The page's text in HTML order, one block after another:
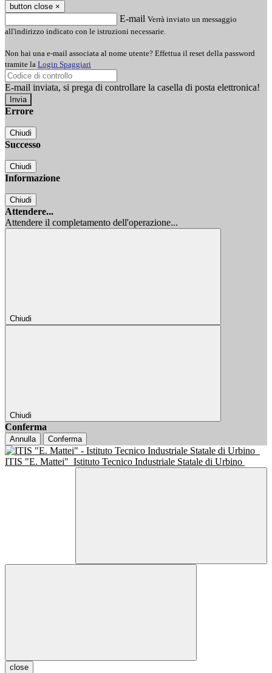
button close ×
E-mail Verrà inviato un messaggio
all'indirizzo indicato con le istruzioni necessarie.
Non hai una e-mail associata al nome utente? Effettua il reset della password
tramite la Login Spaggiari
E-mail inviata, si prega di controllare la casella di posta elettronica!
Errore
Chiudi
Successo
Chiudi
Informazione
Chiudi
Attendere...
Attendere il completamento dell'operazione...
Chiudi
Chiudi
Conferma
Annulla Conferma
ITIS "E. Mattei" Istituto Tecnico Industriale Statale di Urbino
close